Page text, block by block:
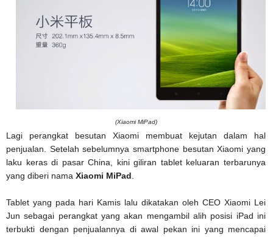
(Xiaomi MiPad)
Lagi perangkat besutan Xiaomi membuat kejutan dalam hal
penjualan. Setelah sebelumnya smartphone besutan Xiaomi yang
laku keras di pasar China, kini giliran tablet keluaran terbarunya
yang diberi nama Xiaomi MiPad.
Tablet yang pada hari Kamis lalu dikatakan oleh CEO Xiaomi Lei
Jun sebagai perangkat yang akan mengambil alih posisi iPad ini
terbukti dengan penjualannya di awal pekan ini yang mencapai